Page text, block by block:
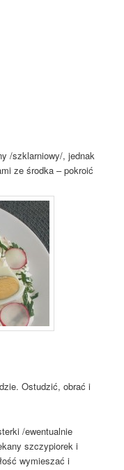
/szklarniowy/, jednak
ze środka – pokroić
Ostudzić, obrać i
/ewentualnie
szczypiorek i
wymieszać i